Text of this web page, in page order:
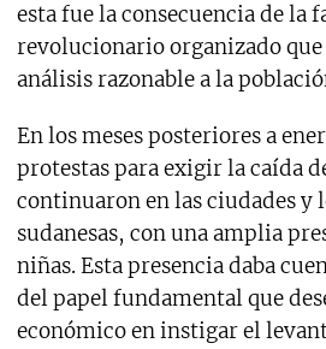
esta fue la consecuencia de la
revolucionario organizado
análisis razonable a la
En los meses posteriores a
protestas para exigir la caída
continuaron en las ciudades y
sudanesas, con una amplia
niñas. Esta presencia daba
del papel fundamental que
económico en instigar el